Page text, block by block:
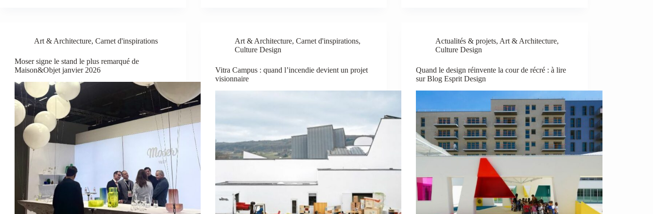
Art & Architecture, Carnet d'inspirations
Moser signe le stand le plus remarqué de
Maison&Objet janvier 2026
Art & Architecture,Carnet d'inspirations,
Culture Design
Vitra Campus : quand l’incendie devient un projet
visionnaire
Actualités & projets, Art & Architecture,
Culture Design
Quand le design réinvente la cour de récré : à lire
sur Blog Esprit Design